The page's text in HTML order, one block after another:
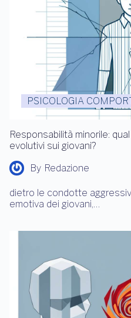
PSICOLOGIA
Responsabilità minorile:
evolutivi sui giovani?
By Redazione
dietro le condotte
emotiva dei giovani,…